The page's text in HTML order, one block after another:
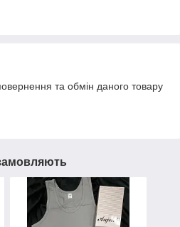
та обмін даного товару